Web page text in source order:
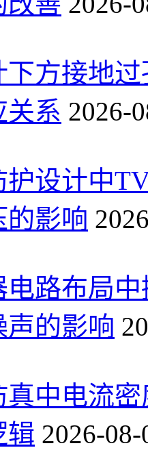
下方接地
关系 2026-
设计中
的影响
电路布局
的影响
真中电流
辑 2026-